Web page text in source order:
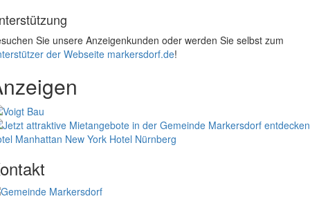
Sie unsere Anzeigenkunden oder werden Sie selbst zum
der Webseite markersdorf.de!
Manhattan New York Hotel Nürnberg